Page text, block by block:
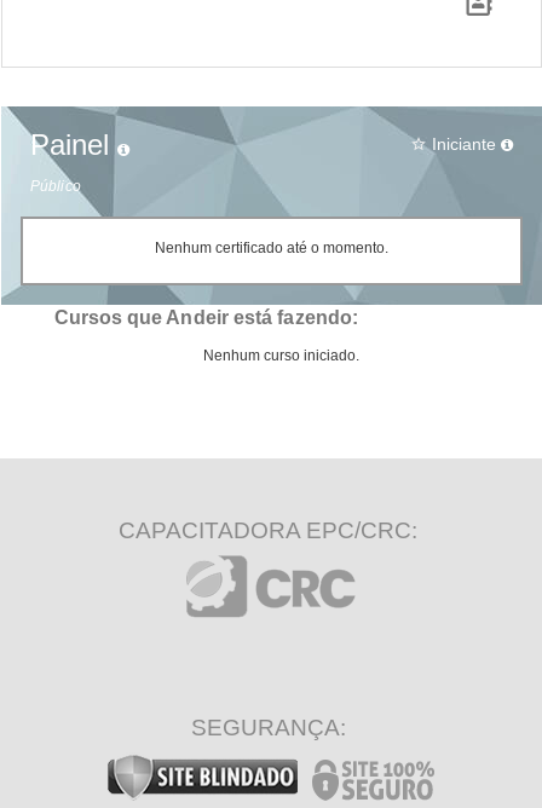
Painel
Público
star_border Iniciante
Nenhum certificado até o momento.
Cursos que Andeir está fazendo:
Nenhum curso iniciado.
CAPACITADORA EPC/CRC:
SEGURANÇA: